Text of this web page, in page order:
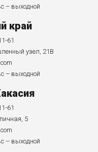
– выходной
край
61
узел, 21В
– выходной
61
5
– выходной